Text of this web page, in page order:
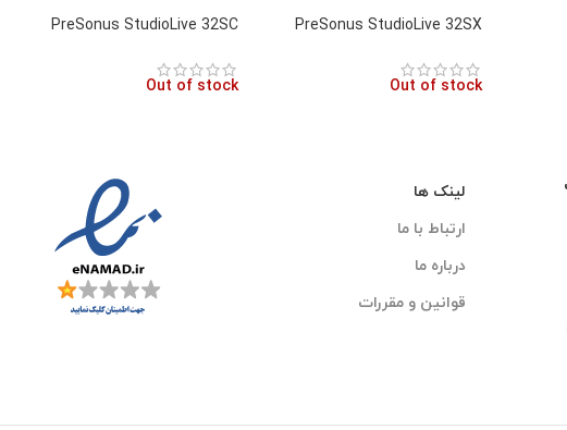
PreSonus StudioLive 32SX
Out of stock
PreSonus StudioLive 32SC
Out of stock
لینک ها
ارتباط با ما
درباره ما
قوانین و مقررات